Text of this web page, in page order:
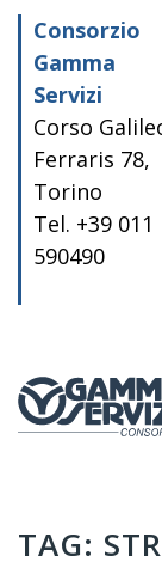
contentConsorzio
Gamma
Servizi
Corso
Ferraris 78,
Torino
Tel. +39 011
590490
TAG: